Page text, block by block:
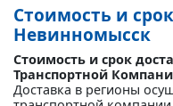
Стоимость и
Невинномысск
Стоимость и срок
Транспортной
Доставка в регионы